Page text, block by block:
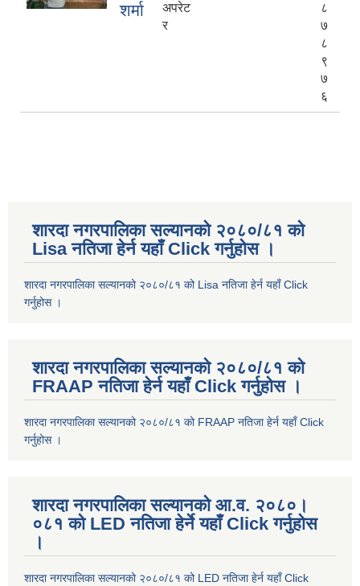
शर्मा
अपरेट
र
८
७
८
९
७
६
शारदा नगरपालिका सल्यानको २०८०/८१ को
Lisa नतिजा हेर्न यहाँ Click गर्नुहोस ।
शारदा नगरपालिका सल्यानको २०८०/८१ को Lisa नतिजा हेर्न यहाँ Click
गर्नुहोस ।
शारदा नगरपालिका सल्यानको २०८०/८१ को
FRAAP नतिजा हेर्न यहाँ Click गर्नुहोस ।
शारदा नगरपालिका सल्यानको २०८०/८१ को FRAAP नतिजा हेर्न यहाँ Click
गर्नुहोस ।
शारदा नगरपालिका सल्यानको आ.व. २०८०।
०८१ को LED नतिजा हेर्ने यहाँ Click गर्नुहोस
।
शारदा नगरपालिका सल्यानको २०८०/८१ को LED नतिजा हेर्न यहाँ Click